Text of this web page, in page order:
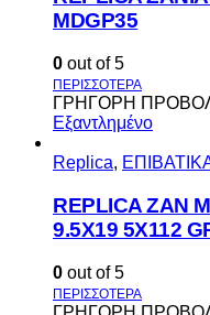
MDGP35
0 out of 5
ΓΡΗΓΟΡΗ
Εξαντλημένο
Replica,
REPLICA ZAN
9.5X19 5X112
0 out of 5